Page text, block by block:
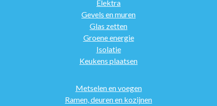
Elektra
Gevels en muren
Glas zetten
Groene energie
Isolatie
Keukens plaatsen
Metselen en voegen
Ramen, deuren en kozijnen